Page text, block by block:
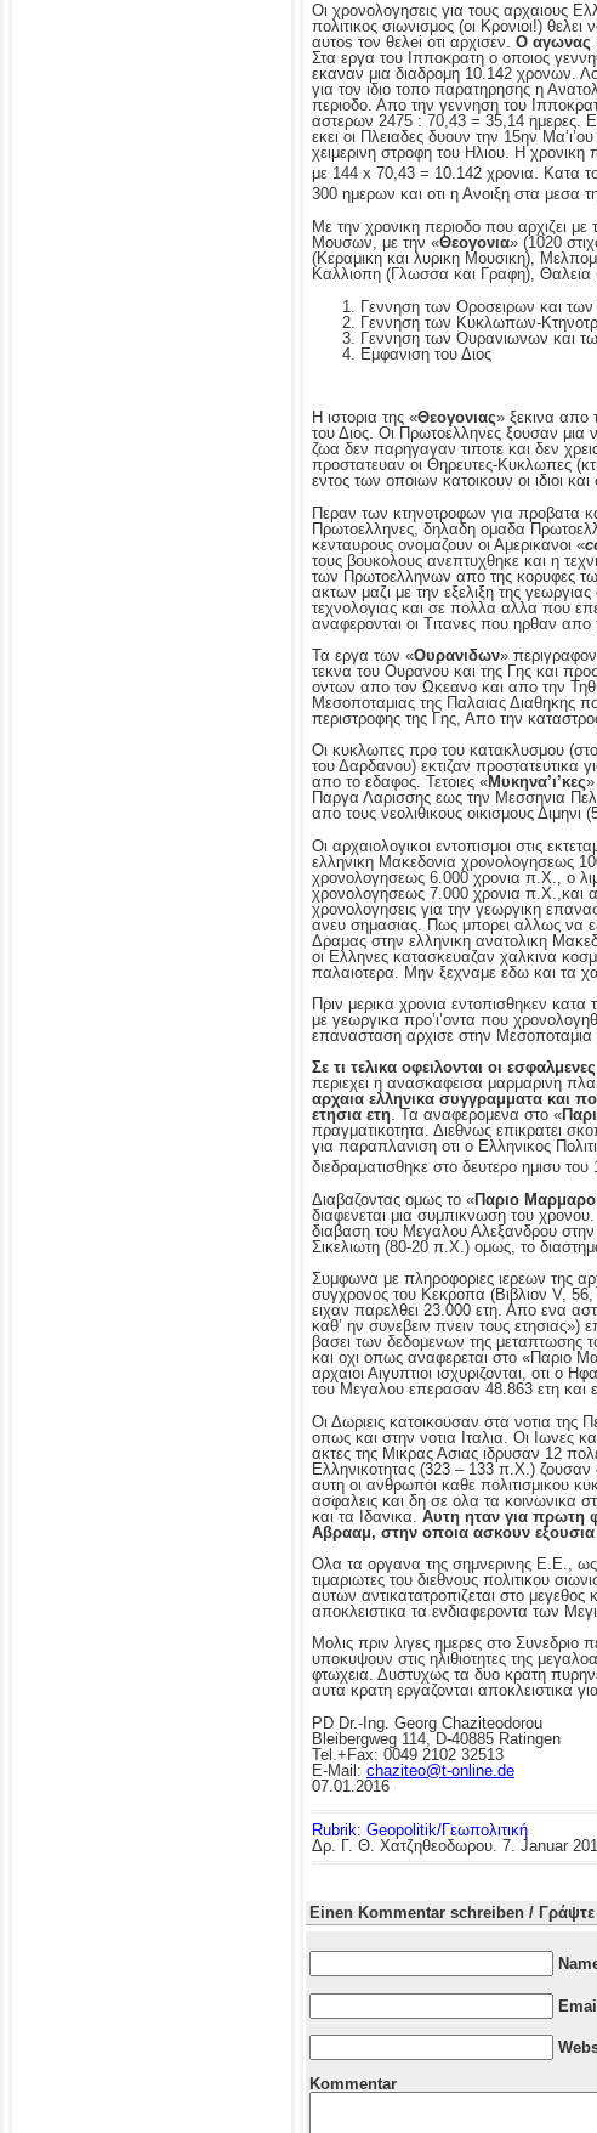
Οι χρονολογησεις για τους αρχαιους
πολιτικος σιωνισμος (οι Κρονιοι!)
αυτοs τον θελei οτι αρχισεν. Ο αγωνας
Στα εργα του Ιπποκρατη ο οποιος
εκαναν μια διαδρομη 10.142 χρονων.
για τον ιδιο τοπο παρατηρησης η
περιοδο. Απο την γεννηση του
αστερων 2475 : 70,43 = 35,14 ημερες.
εκει οι Πλειαδες δυουν την 15ην
χειμερινη στροφη του Ηλιου. Η χρονικη
με 144 x 70,43 = 10.142 χρονια. Κατα
300 ημερων και οτι η Ανοιξη στα μεσα
Με την χρονικη περιοδο που αρχιζει
Μουσων, με την «Θεογονια» (1020
(Κεραμικη και λυρικη Μουσικη),
Καλλιοπη (Γλωσσα και Γραφη), Θαλεια
Γεννηση των Οροσειρων και
Γεννηση των Κυκλωπων-
Γεννηση των Ουρανιωνων και
Εμφανιση του Διος
Η ιστορια της «Θεογονιας» ξεκινα απο
του Διος. Οι Πρωτοελληνες ξουσαν
ζωα δεν παρηγαγαν τιποτε και δεν
προστατευαν οι Θηρευτες-Κυκλωπες
εντος των οποιων κατοικουν οι ιδιοι
Περαν των κτηνοτροφων για προβατα
Πρωτοελληνες, δηλαδη ομαδα
κενταυρους ονομαζουν οι Αμερικανοι «
τους βουκολους ανεπτυχθηκε και η
των Πρωτοελληνων απο της κορυφες
ακτων μαζι με την εξελιξη της
τεχνολογιας και σε πολλα αλλα που
αναφερονται οι Τιτανες που ηρθαν απο
Τα εργα των «Ουρανιδων»
τεκνα του Ουρανου και της Γης και
οντων απο τον Ωκεανο και απο την
Μεσοποταμιας της Παλαιας Διαθηκης
περιστροφης της Γης, Απο την
Οι κυκλωπες προ του κατακλυσμου
του Δαρδανου) εκτιζαν προστατευτικα
απο το εδαφος. Τετοιες «Μυκηνα’ι’κες
Παργα Λαρισσης εως την Μεσσηνια
απο τους νεολιθικους οικισμους
Οι αρχαιολογικοι εντοπισμοι στις
ελληνικη Μακεδονια χρονολογησεως
χρονολογησεως 6.000 χρονια π.Χ., ο
χρονολογησεως 7.000 χρονια π.Χ.,και
χρονολογησεις για την γεωργικη
ανευ σημασιας. Πως μπορει αλλως να
Δραμας στην ελληνικη ανατολικη
οι Ελληνες κατασκευαζαν χαλκινα
παλαιοτερα. Μην ξεχναμε εδω και τα
Πριν μερικα χρονια εντοπισθηκεν κατα
με γεωργικα προ’ι’οντα που
επανασταση αρχισε στην
Σε τι τελικα οφειλονται οι
περιεχει η ανασκαφεισα μαρμαρινη
αρχαια ελληνικα συγγραμματα και
ετησια ετη. Τα αναφερομενα στο «
πραγματικοτητα. Διεθνως επικρατει
για παραπλανιση οτι ο Ελληνικος
διεδραματισθηκε στο δευτερο ημισυ του
Διαβαζοντας ομως το «Παριο Μαρμαρο
διαφενεται μια συμπικνωση του
διαβαση του Μεγαλου Αλεξανδρου
Σικελιωτη (80-20 π.Χ.) ομως, το
Συμφωνα με πληροφοριες ιερεων της
συγχρονος του Κεκροπα (Βιβλιον V,
ειχαν παρελθει 23.000 ετη. Απο ενα
καθ’ ην συνεβειν πνειν τους
βασει των δεδομενων της μεταπτωσης
και οχι οπως αναφερεται στο «Παριο
αρχαιοι Αιγυπτιοι ισχυριζονται, οτι ο
του Μεγαλου επερασαν 48.863 ετη και
Οι Δωριεις κατοικουσαν στα νοτια της
οπως και στην νοτια Ιταλια. Οι Ιωνες
ακτες της Μικρας Ασιας ιδρυσαν 12
Ελληνικοτητας (323 – 133 π.Χ.) ζουσαν
αυτη οι ανθρωποι καθε πολιτισμικου
ασφαλεις και δη σε ολα τα κοινωνικα
και τα Ιδανικα. Αυτη ηταν για πρωτη
Αβρααμ, στην οποια ασκουν
Ολα τα οργανα της σημνερινης Ε.Ε.,
τιμαριωτες του διεθνους πολιτικου
αυτων αντικατατροπιζεται στο
αποκλειστικα τα ενδιαφεροντα των
Μολις πριν λιγες ημερες στο
υποκυψουν στις ηλιθιοτητες της
φτωχεια. Δυστυχως τα δυο κρατη
αυτα κρατη εργαζονται αποκλειστικα
PD Dr.-Ing. Georg Chaziteodorou
Bleibergweg 114, D-40885 Ratingen
Tel.+Fax: 0049 2102 32513
E-Mail: chaziteo@t-online.de
07.01.2016
Rubrik: Geopolitik/Γεωπολιτική
Δρ. Γ. Θ. Χατζηθεοδωρου. 7. Januar
Einen Kommentar schreiben / Γράψτε
Kommentar